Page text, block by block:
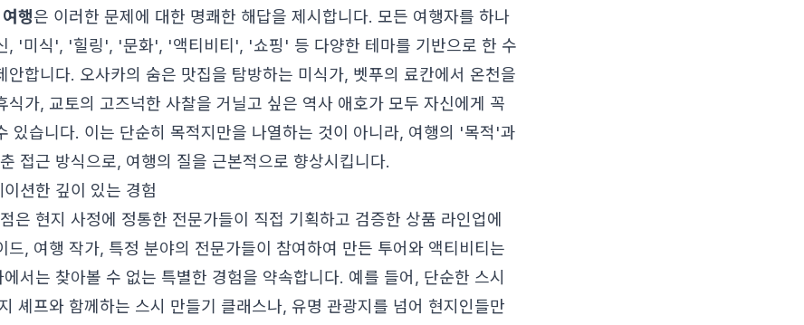
행은 이러한 문제에 대한 명쾌한 해답을 제시합니다. 모든 여행자를 하나
, '미식', '힐링', '문화', '액티비티', '쇼핑' 등 다양한 테마를 기반으로 한 수
안합니다. 오사카의 숨은 맛집을 탐방하는 미식가, 벳푸의 료칸에서 온천을
식가, 교토의 고즈넉한 사찰을 거닐고 싶은 역사 애호가 모두 자신에게 꼭
있습니다. 이는 단순히 목적지만을 나열하는 것이 아니라, 여행의 '목적'과
접근 방식으로, 여행의 질을 근본적으로 향상시킵니다.
션한 깊이 있는 경험
은 현지 사정에 정통한 전문가들이 직접 기획하고 검증한 상품 라인업에
드, 여행 작가, 특정 분야의 전문가들이 참여하여 만든 투어와 액티비티는
서는 찾아볼 수 없는 특별한 경험을 약속합니다. 예를 들어, 단순한 스시
셰프와 함께하는 스시 만들기 클래스나, 유명 관광지를 넘어 현지인들만